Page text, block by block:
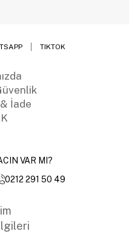
TIKTOK
İade
VAR MI?
0212 291 50 49